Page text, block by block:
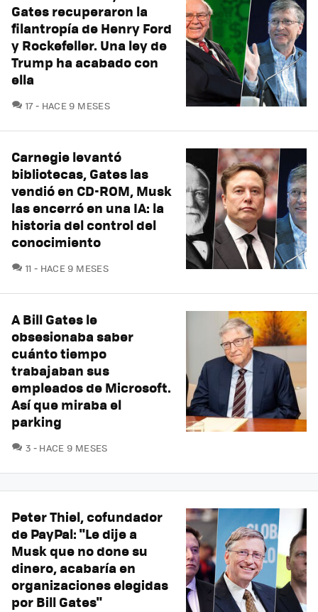
Gates recuperaron la
filantropía de Henry Ford
y Rockefeller. Una ley de
Trump ha acabado con
ella
17COMENTARIOS
HACE 9 MESES
Carnegie levantó
bibliotecas, Gates las
vendió en CD-ROM, Musk
las encerró en una IA: la
historia del control del
conocimiento
11 COMENTARIOS
HACE 9 MESES
A Bill Gates le
obsesionaba saber
cuánto tiempo
trabajaban sus
empleados de Microsoft.
Así que miraba el
parking
3 COMENTARIOS
HACE 9 MESES
Peter Thiel, cofundador
de PayPal: "Le dije a
Musk que no done su
dinero, acabaría en
organizaciones elegidas
por Bill Gates"